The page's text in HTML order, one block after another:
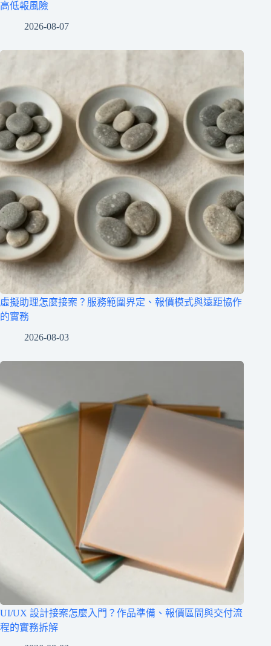
高低報風險
2026-08-07
虛擬助理怎麼接案？服務範圍界定、報價模式與遠距協作
的實務
2026-08-03
UI/UX 設計接案怎麼入門？作品準備、報價區間與交付流
程的實務拆解